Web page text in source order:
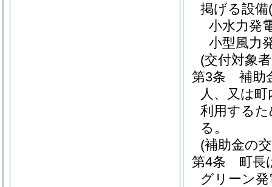
掲げる設備
小水力発
小型風力
(交付対象
第3条
補助
人、又は
利用する
る。
(補助金の
第4条
町長
グリーン